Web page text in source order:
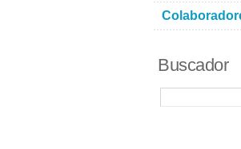
Buscador